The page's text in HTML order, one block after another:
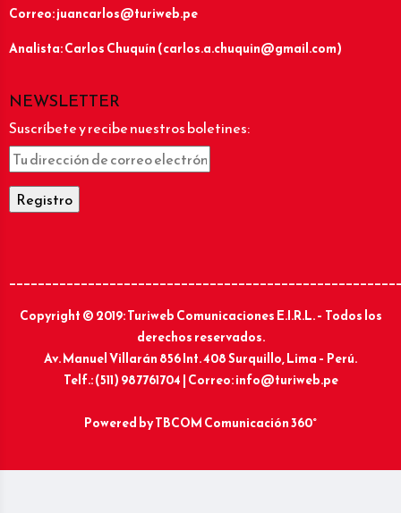
Correo: juancarlos@turiweb.pe
Analista: Carlos Chuquín (carlos.a.chuquin@gmail.com)
NEWSLETTER
Suscríbete y recibe nuestros boletines:
Copyright © 2019: Turiweb Comunicaciones E.I.R.L. – Todos los
derechos reservados.
Av. Manuel Villarán 856 Int. 408 Surquillo, Lima – Perú.
Telf.: (511) 987761704 | Correo: info@turiweb.pe
Powered byTBCOM Comunicación 360°